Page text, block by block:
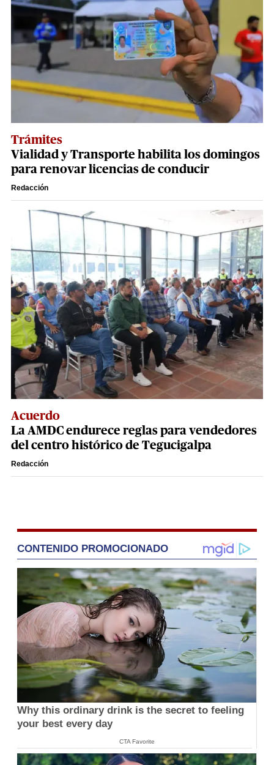
Trámites
Vialidad y Transporte habilita los domingos
para renovar licencias de conducir
Redacción
Acuerdo
La AMDC endurece reglas para vendedores
del centro histórico de Tegucigalpa
Redacción
CONTENIDO PROMOCIONADO
Why this ordinary drink is the secret to feeling
your best every day
CTA Favorite